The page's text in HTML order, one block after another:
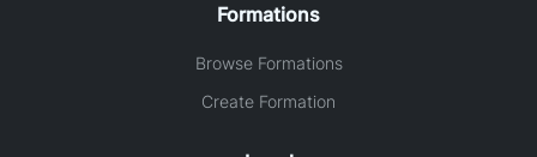
Formations
Browse Formations
Create Formation